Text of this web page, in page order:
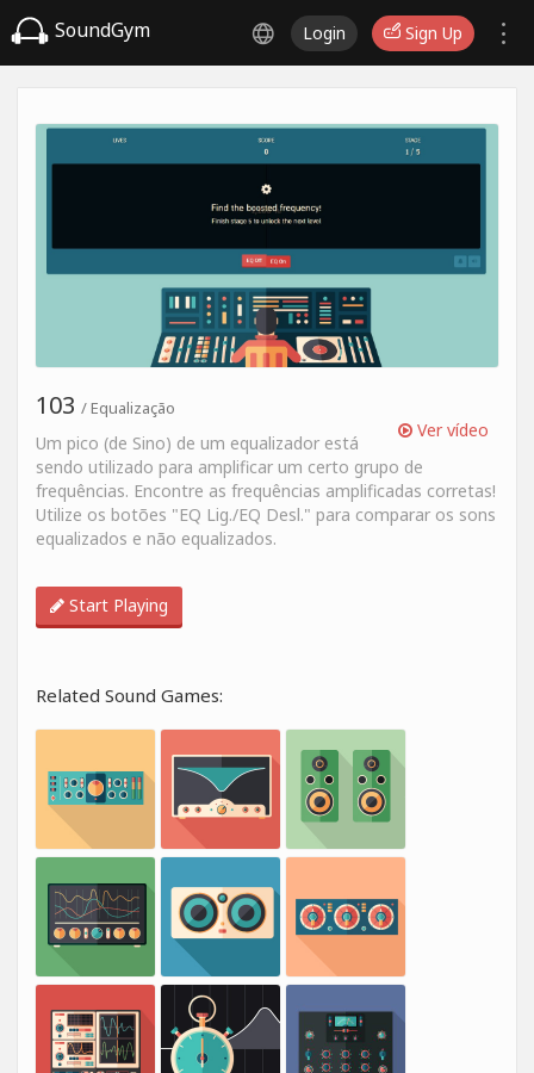
SoundGym Login Sign Up
Ver vídeo
103 / Equalização
Um pico (de Sino) de um equalizador está
sendo utilizado para amplificar um certo grupo de
frequências. Encontre as frequências amplificadas corretas!
Utilize os botões "EQ Lig./EQ Desl." para comparar os sons
equalizados e não equalizados.
Start Playing
Related Sound Games: